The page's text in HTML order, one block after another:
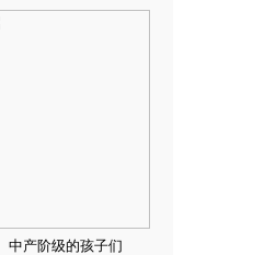
中产阶级的孩子们